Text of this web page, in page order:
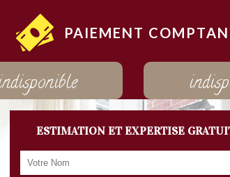
PAIEMENT
ESTIMATION ET EXPERTISE